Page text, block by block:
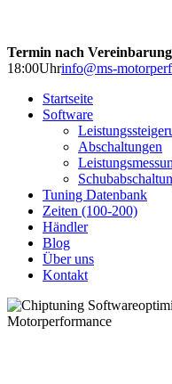
Termin nach Vereinbarung
18:00Uhrinfo@ms-
Startseite
Software
Abschaltungen
Tuning Datenbank
Zeiten (100-200)
Händler
Blog
Über uns
Kontakt